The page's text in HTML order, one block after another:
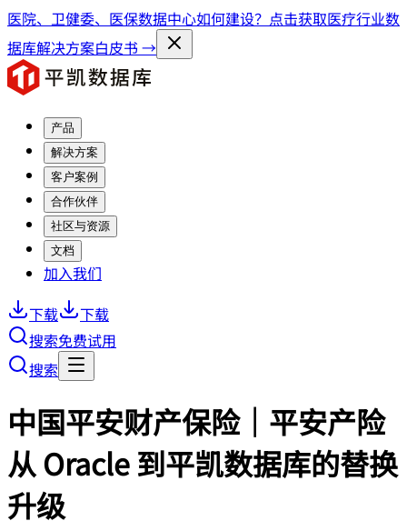
医院、卫健委、医保数据中心如何建设？点击获取医疗行业数
据库解决方案白皮书 →
产品
解决方案
客户案例
合作伙伴
社区与资源
文档
加入我们
下载
下载
搜索免费试用
搜索
中国平安财产保险｜平安产险
从 Oracle 到平凯数据库的替换
升级